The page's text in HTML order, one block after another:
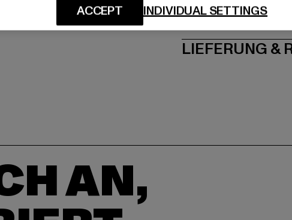
LIEFERUNG &
AN,
INDIVIDUAL SETTINGS
ACCEPT